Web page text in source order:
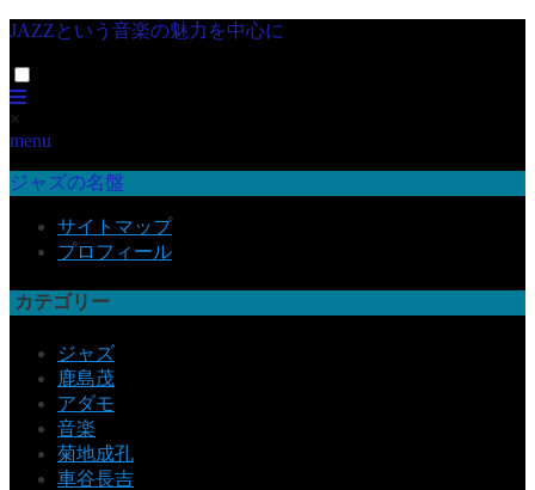
JAZZという音楽の魅力を中心に
×
menu
ジャズの名盤
サイトマップ
プロフィール
カテゴリー
ジャズ
鹿島茂
アダモ
音楽
菊地成孔
車谷長吉